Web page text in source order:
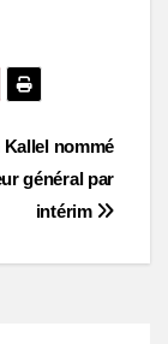
Kallel nommé
général par
intérim